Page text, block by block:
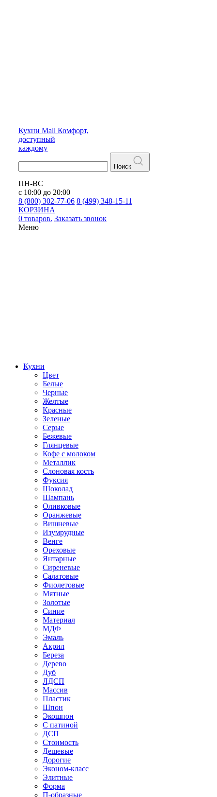
Кухни Mall Комфорт,
доступный
каждому
Поиск
ПН-ВС
с 10:00 до 20:00
8 (800) 302-77-06 8 (499) 348-15-11
КОРЗИНА
0 товаров. Заказать звонок
Меню
Кухни
Цвет
Белые
Черные
Желтые
Красные
Зеленые
Серые
Бежевые
Глянцевые
Кофе с молоком
Металлик
Слоновая кость
Фуксия
Шоколад
Шампань
Оливковые
Оранжевые
Вишневые
Изумрудные
Венге
Ореховые
Янтарные
Сиреневые
Салатовые
Фиолетовые
Мятные
Золотые
Синие
Материал
МДФ
Эмаль
Акрил
Береза
Дерево
Дуб
ЛДСП
Массив
Пластик
Шпон
Экошпон
С патиной
ДСП
Стоимость
Дешевые
Дорогие
Эконом-класс
Элитные
Форма
П-образные